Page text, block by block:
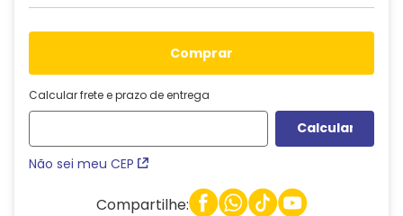
comprar
Calcular frete e prazo de entrega
Não sei meu CEP
Compartilhe: